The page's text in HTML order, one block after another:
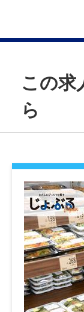
【月平均
場合）】
なし
就業日
シフトに
休日・
シフトに
日以内）
山口
・山口
・山口
山口県
・山口
山口県
・小郡
山口県
・西宇
山口県
この求
ら